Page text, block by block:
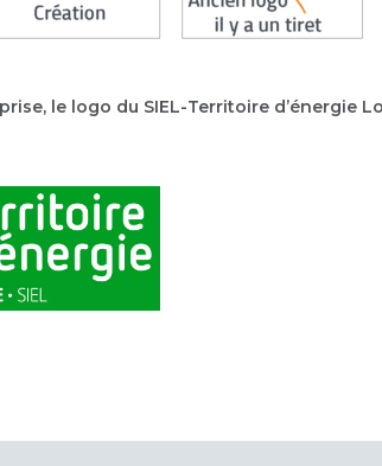
le logo du SIEL-Territoire d’énergie